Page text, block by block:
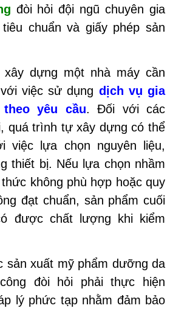
đòi hỏi đội ngũ chuyên gia
chuẩn và giấy phép sản
dựng một nhà máy cần
việc sử dụng dịch vụ gia
yêu cầu. Đối với các
quá trình tự xây dựng có thể
việc lựa chọn nguyên liệu,
thiết bị. Nếu lựa chọn nhầm
không phù hợp hoặc quy
đạt chuẩn, sản phẩm cuối
được chất lượng khi kiểm
sản xuất mỹ phẩm dưỡng da
đòi hỏi phải thực hiện
lý phức tạp nhằm đảm bảo